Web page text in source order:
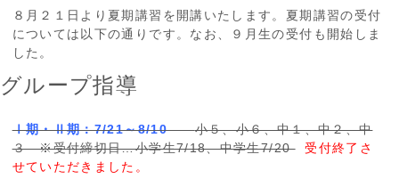
i
o
n
８月２１日より夏期講習を開講いたします。夏期講習の受付
については以下の通りです。なお、９月生の受付も開始しま
した。
グループ指導
Ⅰ期・Ⅱ期：7/21～8/10小５、小６、中１、中２、中
３ ※受付締切日…小学生7/18、中学生7/20
受付終了さ
せていただきました。